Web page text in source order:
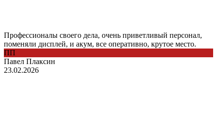
Профессионалы своего дела, очень приветливый персонал,
поменяли дисплей, и акум, все оперативно, крутое место.
ПП
Павел Плаксин
23.02.2026